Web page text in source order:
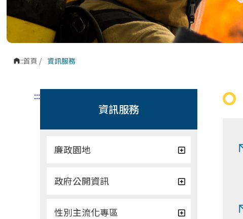
:::首頁 / 資訊服務
:::
資訊服務
廉政園地
政府公開資訊
性別主流化專區